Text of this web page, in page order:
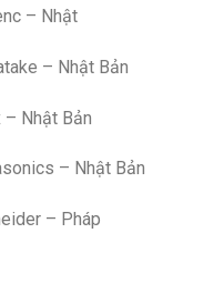
– Nhật
– Nhật Bản
– Nhật Bản
– Nhật Bản
– Pháp